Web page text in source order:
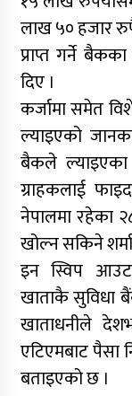
लाख ५० हजार
प्राप्त गर्ने
दिए ।
कर्जामा समेत
ल्याइएको
बैकले ल्याइएका
ग्राहकलाई
नेपालमा रहेका
खोल्न सकिने
इन स्विप
खाताकै सुविधा
खाताधनीले
एटिएमबाट पैसा
बताइएको छ ।